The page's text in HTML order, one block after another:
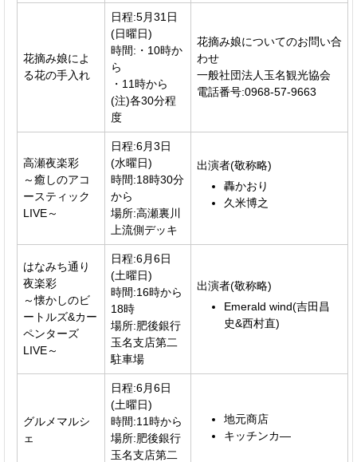
花摘み娘によ
る花の手入れ
日程:5月31日
(日曜日)
時間:・10時か
ら
・11時から
(注)各30分程
度
花摘み娘についてのお問い合
わせ
一般社団法人玉名観光協会
電話番号:0968-57-9663
高瀬夜楽彩
～癒しのアコ
ースティック
LIVE～
日程:6月3日
(水曜日)
時間:18時30分
から
場所:高瀬裏川
上流側デッキ
出演者(敬称略)
轟かおり
久米博之
はなみち通り
夜楽彩
～懐かしのビ
ートルズ&カー
ペンターズ
LIVE～
日程:6月6日
(土曜日)
時間:16時から
18時
場所:肥後銀行
玉名支店第二
駐車場
出演者(敬称略)
Emerald wind(吉田昌
史&西村直)
グルメマルシ
ェ
日程:6月6日
(土曜日)
時間:11時から
場所:肥後銀行
玉名支店第二
地元商店
キッチンカ―